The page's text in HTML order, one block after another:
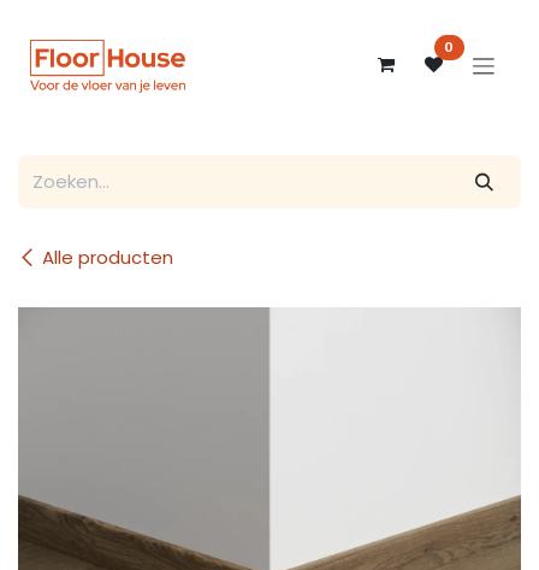
0
Alle producten